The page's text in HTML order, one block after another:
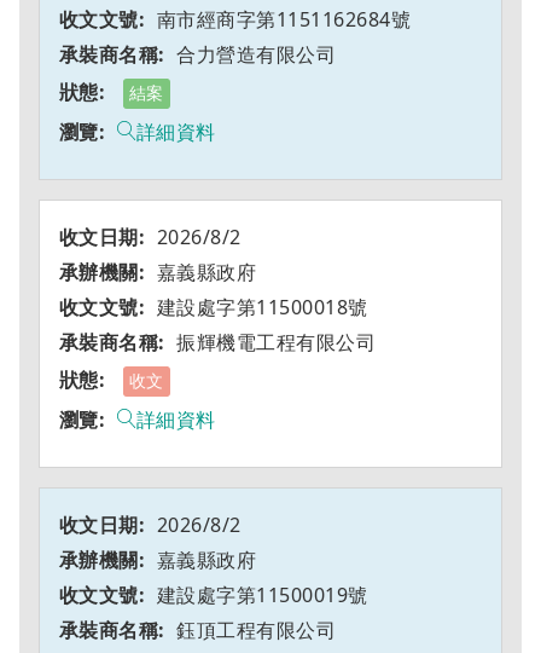
南市經商字第1151162684號
合力營造有限公司
結案
詳細資料
2026/8/2
嘉義縣政府
建設處字第11500018號
振輝機電工程有限公司
收文
詳細資料
2026/8/2
嘉義縣政府
建設處字第11500019號
鈺頂工程有限公司